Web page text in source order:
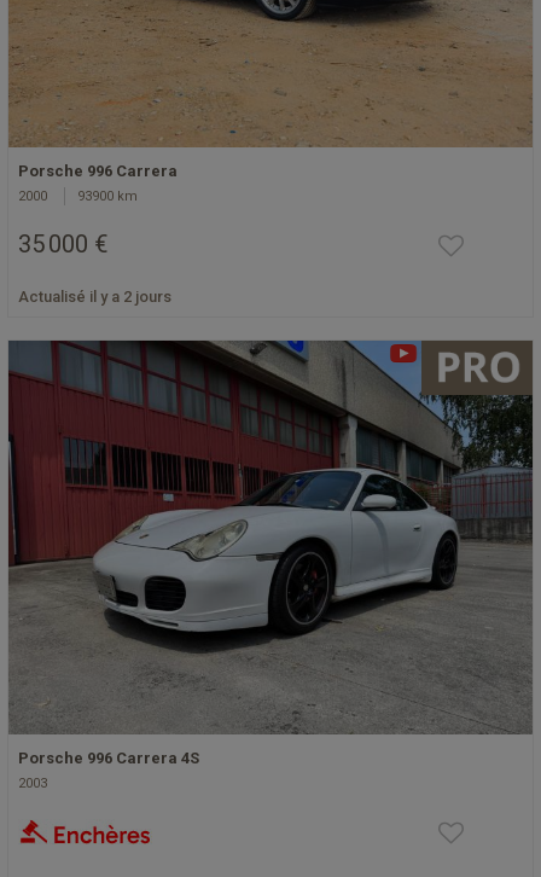
Porsche 996 Carrera
2000 93900 km
35 000 €
Actualisé il y a 2 jours
Porsche 996 Carrera 4S
2003